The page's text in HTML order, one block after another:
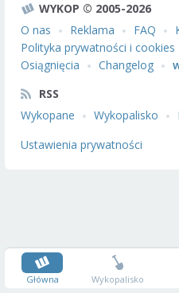
WYKOP © 2005-2026
O nas
Reklama FAQ
Polityka prywatności i cookies
Osiągnięcia
Changelog
RSS
Wykopane
Wykopalisko
Ustawienia prywatności
Główna Wykopalisko